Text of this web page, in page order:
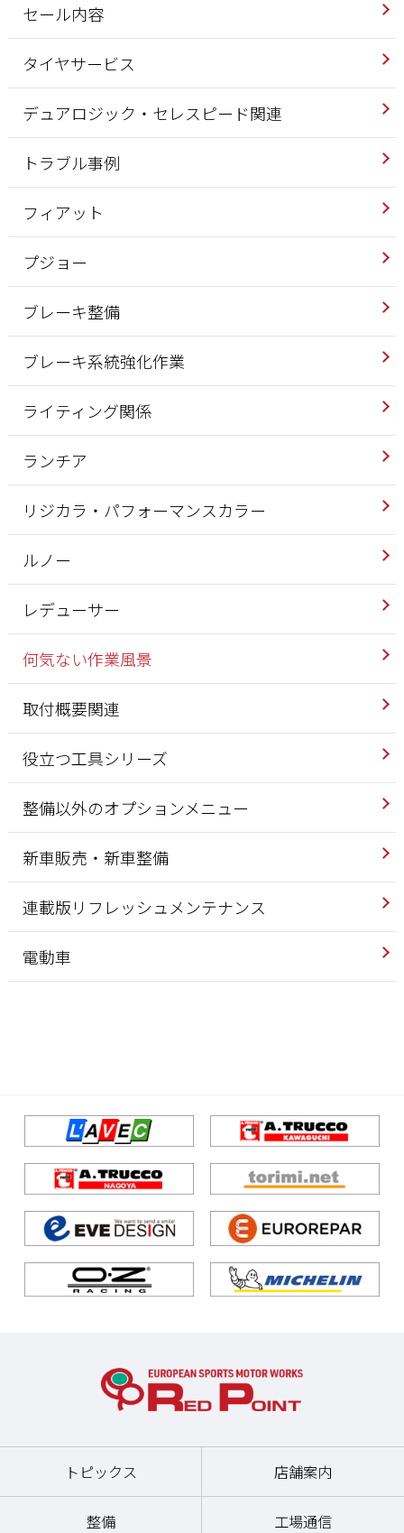
セール内容
タイヤサービス
デュアロジック・セレスピード関連
トラブル事例
フィアット
プジョー
ブレーキ整備
ブレーキ系統強化作業
ライティング関係
ランチア
リジカラ・パフォーマンスカラー
ルノー
レデューサー
何気ない作業風景
取付概要関連
役立つ工具シリーズ
整備以外のオプションメニュー
新車販売・新車整備
連載版リフレッシュメンテナンス
電動車
トピックス 店舗案内
整備 工場通信